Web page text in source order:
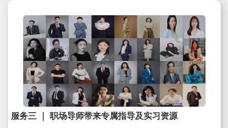
服务三 ｜ 职场导师带来专属指导及实习资源